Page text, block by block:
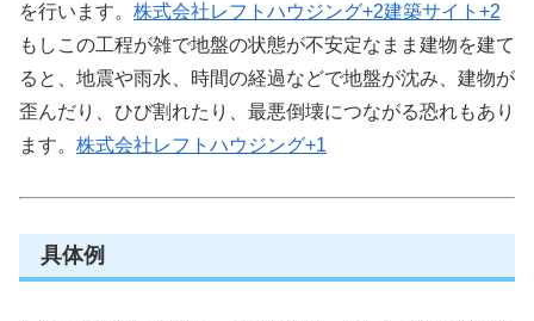
を行います。 株式会社レフトハウジング+2建築サイト +2
もしこの工程が雑で地盤の状態が不安定なまま建物を建て
ると、地震や雨水、時間の経過などで地盤が沈み、建物が
歪んだり、ひび割れたり、最悪倒壊につながる恐れもあり
ます。 株式会社レフトハウジング+1
具体例